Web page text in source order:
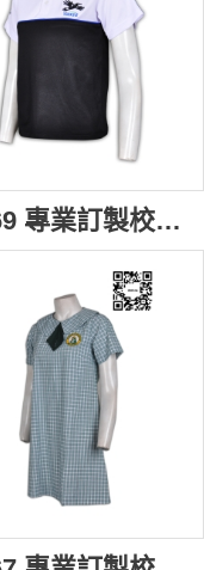
SU169 專業訂製校服樣式短袖polo恤 撞色拼接短袖polo恤 個性袖位繡花polo恤 短袖polo恤香港公司